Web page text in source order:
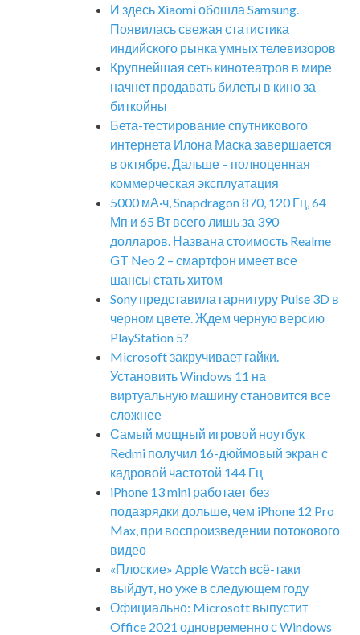
И здесь Xiaomi обошла Samsung.
Появилась свежая статистика
индийского рынка умных телевизоров
Крупнейшая сеть кинотеатров в мире
начнет продавать билеты в кино за
биткойны
Бета-тестирование спутникового
интернета Илона Маска завершается
в октябре. Дальше – полноценная
коммерческая эксплуатация
5000 мА·ч, Snapdragon 870, 120 Гц, 64
Мп и 65 Вт всего лишь за 390
долларов. Названа стоимость Realme
GT Neo 2 – смартфон имеет все
шансы стать хитом
Sony представила гарнитуру Pulse 3D в
черном цвете. Ждем черную версию
PlayStation 5?
Microsoft закручивает гайки.
Установить Windows 11 на
виртуальную машину становится все
сложнее
Самый мощный игровой ноутбук
Redmi получил 16-дюймовый экран с
кадровой частотой 144 Гц
iPhone 13 mini работает без
подазрядки дольше, чем iPhone 12 Pro
Max, при воспроизведении потокового
видео
«Плоские» Apple Watch всё-таки
выйдут, но уже в следующем году
Официально: Microsoft выпустит
Office 2021 одновременно с Windows